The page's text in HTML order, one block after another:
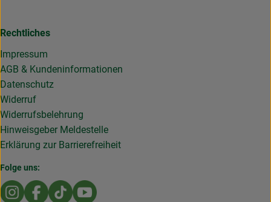
Rechtliches
Impressum
AGB & Kundeninformationen
Datenschutz
Widerruf
Widerrufsbelehrung
Hinweisgeber Meldestelle
Erklärung zur Barrierefreiheit
Folge uns:
Externer Link zu https://www.instagram.com/
Externer Link zu https://www.facebook.com/
Externer Link zu https://www.tiktok.com/
Externer Link zu https://